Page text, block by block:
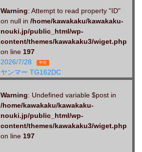
Warning: Attempt to read property "ID"
on null in /home/kawakaku/kawakaku-
nouki.jp/public_html/wp-
content/themes/kawakaku3/wiget.php
on line 197
2026/7/28
中古
ヤンマー TG162DC
Warning: Undefined variable $post in
/home/kawakaku/kawakaku-
nouki.jp/public_html/wp-
content/themes/kawakaku3/wiget.php
on line 197